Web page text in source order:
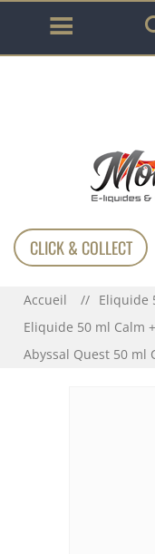
GARANTIE À
CLICK & COLLECT
Accueil
Eliquide
Eliquide 50 ml Calm
Abyssal Quest 50 ml